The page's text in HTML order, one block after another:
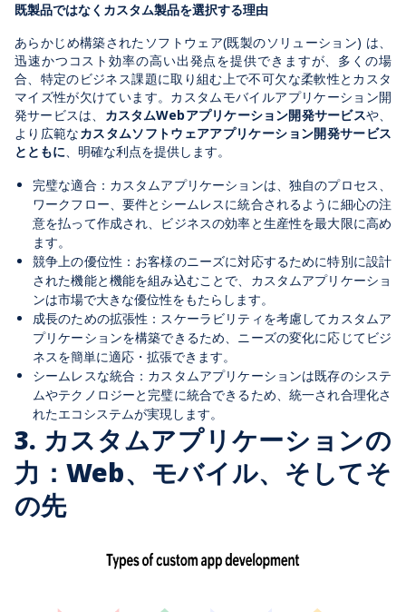
既製品ではなくカスタム製品を選択する理由
あらかじめ構築されたソフトウェア(既製のソリューション) は、
迅速かつコスト効率の高い出発点を提供できますが、多くの場
合、特定のビジネス課題に取り組む上で不可欠な柔軟性とカスタ
マイズ性が欠けています。カスタムモバイルアプリケーション開
発サービスは、 カスタムWebアプリケーション開発サービスや、
より広範なカスタムソフトウェアアプリケーション開発サービス
とともに 、明確な利点を提供します。
完璧な適合：カスタムアプリケーションは、独自のプロセス、
ワークフロー、要件とシームレスに統合されるように細心の注
意を払って作成され、ビジネスの効率と生産性を最大限に高め
ます。
競争上の優位性：お客様のニーズに対応するために特別に設計
された機能と機能を組み込むことで、カスタムアプリケーショ
ンは市場で大きな優位性をもたらします。
成長のための拡張性：スケーラビリティを考慮してカスタムア
プリケーションを構築できるため、ニーズの変化に応じてビジ
ネスを簡単に適応・拡張できます。
シームレスな統合：カスタムアプリケーションは既存のシステ
ムやテクノロジーと完璧に統合できるため、統一され合理化さ
れたエコシステムが実現します。
3. カスタムアプリケーションの
力：Web、モバイル、そしてそ
の先